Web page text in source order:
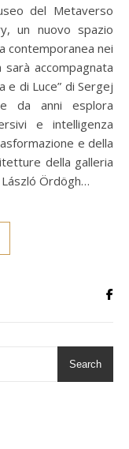
del Metaverso
un nuovo spazio
contemporanea nei
sarà accompagnata
e di Luce” di Sergej
da anni esplora
e intelligenza
e della
della galleria
Ördögh…
Search